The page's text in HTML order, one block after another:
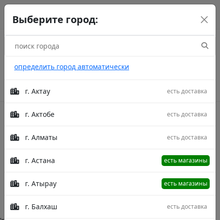
Выберите город:
определить город автоматически
г. Актау есть доставка
г. Актобе есть доставка
г. Алматы есть доставка
г. Астана есть магазины
г. Атырау есть магазины
г. Балхаш есть доставка